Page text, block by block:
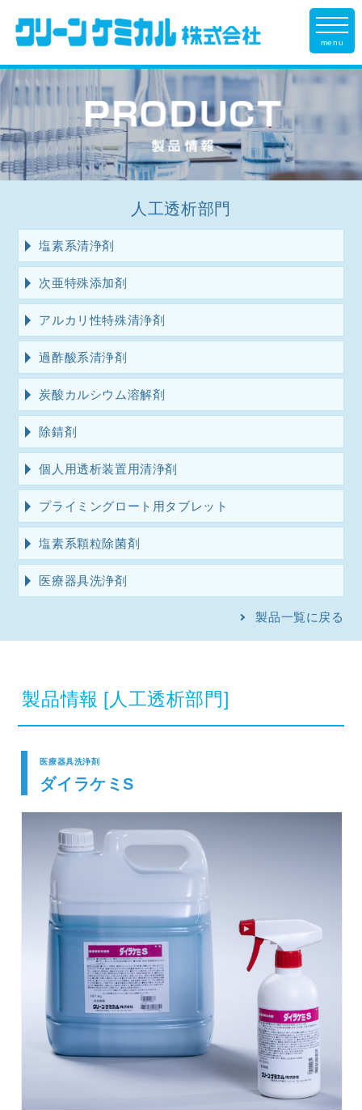
menu
人工透析部門
塩素系清浄剤
次亜特殊添加剤
アルカリ性特殊清浄剤
過酢酸系清浄剤
炭酸カルシウム溶解剤
除錆剤
個人用透析装置用清浄剤
プライミングロート用タブレット
塩素系顆粒除菌剤
医療器具洗浄剤
製品一覧に戻る
製品情報 [人工透析部門]
医療器具洗浄剤
ダイラケミS